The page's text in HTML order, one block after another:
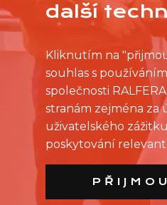
další
Kliknutím na
souhlas s
společnosti
stranám zejména za
uživatelského
poskytování